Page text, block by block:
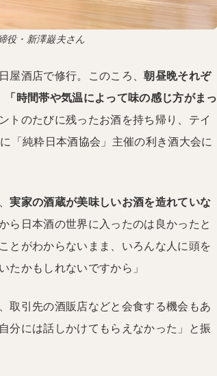
役・新澤巌夫さん
屋酒店で修行。このころ、朝昼晩それぞ
時間帯や気温によって味の感じ方がまっ
トのたびに残ったお酒を持ち帰り、テイ
「純粋日本酒協会」主催の利き酒大会に
実家の酒蔵が美味しいお酒を造れていな
ら日本酒の世界に入ったのは良かったと
とがわからないまま、いろんな人に頭を
たかもしれないですから」
取引先の酒販店などと会食する機会もあ
分には話しかけてもらえなかった」と振